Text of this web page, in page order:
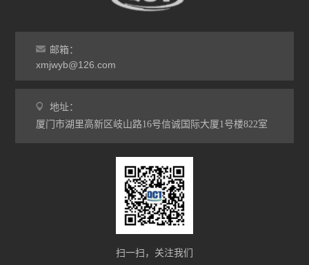
邮箱：
xmjwyb@126.com
地址：
厦门市湖里高新区岐山路16号信诚国际大厦1号楼822室
扫一扫，关注我们